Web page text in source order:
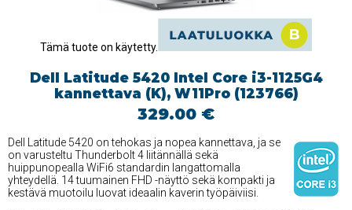
Tämä tuote on käytetty.
Dell Latitude 5420 Intel Core i3-1125G4
kannettava (K), W11Pro (123766)
329.00 €
Dell Latitude 5420 on tehokas ja nopea kannettava, ja se
on varusteltu Thunderbolt 4 liitännällä sekä
huippunopealla WiFi6 standardin langattomalla
yhteydellä. 14 tuumainen FHD -näyttö sekä kompakti ja
kestävä muotoilu luovat ideaalin kaverin työpäiviisi.